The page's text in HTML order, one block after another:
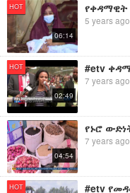
HOT
06:14
5 years ago
HOT
02:49
7 years ago
04:54
7 years ago
HOT